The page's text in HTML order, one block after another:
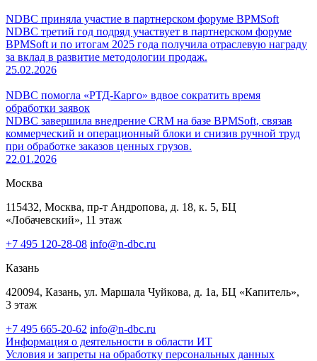
NDBC приняла участие в партнерском форуме BPMSoft
NDBC третий год подряд участвует в партнерском форуме
BPMSoft и по итогам 2025 года получила отраслевую награду
за вклад в развитие методологии продаж.
25.02.2026
NDBC помогла «РТД-Карго» вдвое сократить время
обработки заявок
NDBC завершила внедрение CRM на базе BPMSoft, связав
коммерческий и операционный блоки и снизив ручной труд
при обработке заказов ценных грузов.
22.01.2026
Москва
115432, Москва, пр-т Андропова, д. 18, к. 5, БЦ
«Лобачевский», 11 этаж
+7 495 120-28-08 info@n-dbc.ru
Казань
420094, Казань, ул. Маршала Чуйкова, д. 1а, БЦ «Капитель»,
3 этаж
+7 495 665-20-62 info@n-dbc.ru
Информация о деятельности в области ИТ
Условия и запреты на обработку персональных данных